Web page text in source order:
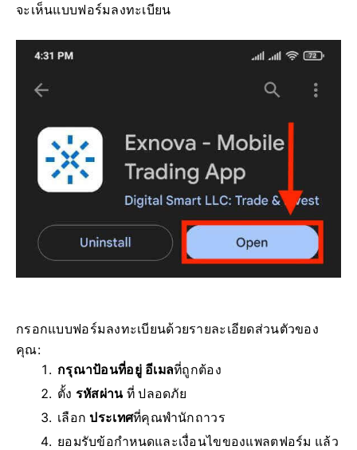
จะเห็นแบบฟอร์มลงทะเบียน
กรอกแบบฟอร์มลงทะเบียนด้วยรายละเอียดส่วนตัวของ
คุณ:
กรุณาป้อนที่อยู่ อีเมลที่ถูกต้อง
ตั้ง รหัสผ่าน ที่ ปลอดภัย
เลือกประเทศที่คุณพำนักถาวร
ยอมรับข้อกำหนดและเงื่อนไขของแพลตฟอร์ม แล้ว